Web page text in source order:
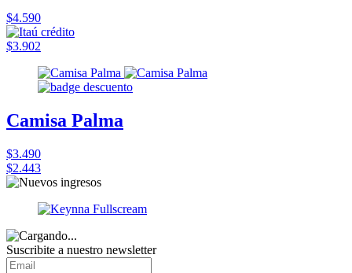
$4.590
$3.902
Camisa Palma
$3.490
$2.443
Suscribite a nuestro newsletter